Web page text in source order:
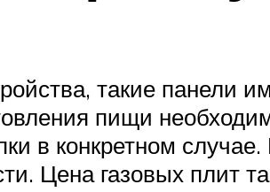
такие панели
пищи
в конкретном
Цена газовых плит